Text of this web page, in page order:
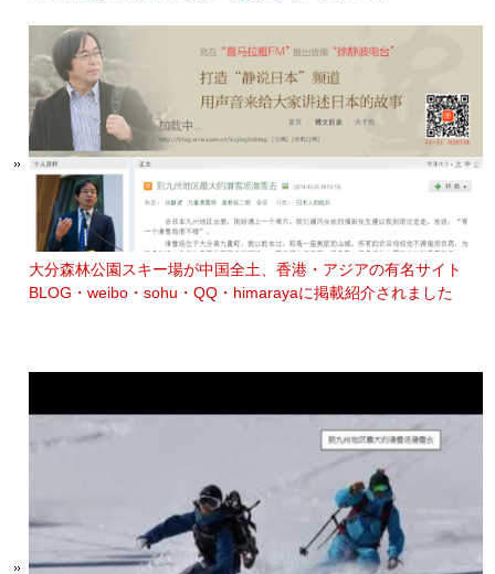
大分森林公園スキー場が中国全土、香港・アジアの有名サイト
BLOG・weibo・sohu・QQ・himarayaに掲載紹介されました